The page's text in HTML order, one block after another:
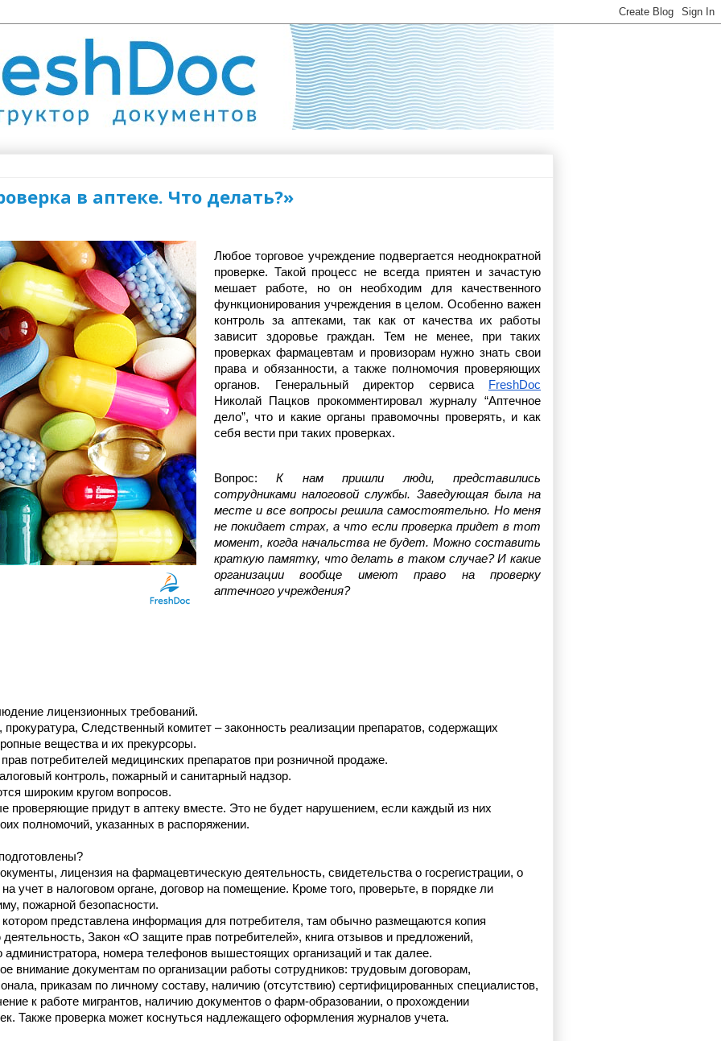
в аптеке. Что делать?»
Любое торговое учреждение подвергается неоднократной
проверке. Такой процесс не всегда приятен и зачастую
мешает работе, но он необходим для качественного
функционирования учреждения в целом. Особенно важен
контроль за аптеками, так как от качества их работы
зависит здоровье граждан. Тем не менее, при таких
проверках фармацевтам и провизорам нужно знать свои
права и обязанности, а также полномочия проверяющих
органов. Генеральный директор сервиса
FreshDoc
Николай Пацков прокомментировал журналу “Аптечное
дело”, что и какие органы правомочны проверять, и как
себя вести при таких проверках.
Вопрос: К нам пришли люди, представились
сотрудниками налоговой службы. Заведующая была на
месте и все вопросы решила самостоятельно. Но меня
не покидает страх, а что если проверка придет в тот
момент, когда начальства не будет. Можно составить
краткую памятку, что делать в таком случае? И какие
организации вообще имеют право на проверку
аптечного учреждения?
лицензионных требований.
Следственный комитет – законность реализации препаратов, содержащих
вещества и их прекурсоры.
потребителей медицинских препаратов при розничной продаже.
контроль, пожарный и санитарный надзор.
широким кругом вопросов.
проверяющие придут в аптеку вместе. Это не будет нарушением, если каждый из них
полномочий, указанных в распоряжении.
лицензия на фармацевтическую деятельность, свидетельства о госрегистрации, о
учет в налоговом органе, договор на помещение. Кроме того, проверьте, в порядке ли
пожарной безопасности.
представлена информация для потребителя, там обычно размещаются копия
Закон «О защите прав потребителей», книга отзывов и предложений,
номера телефонов вышестоящих организаций и так далее.
внимание документам по организации работы сотрудников: трудовым договорам,
приказам по личному составу, наличию (отсутствию) сертифицированных специалистов,
к работе мигрантов, наличию документов о фарм-образовании, о прохождении
Также проверка может коснуться надлежащего оформления журналов учета.